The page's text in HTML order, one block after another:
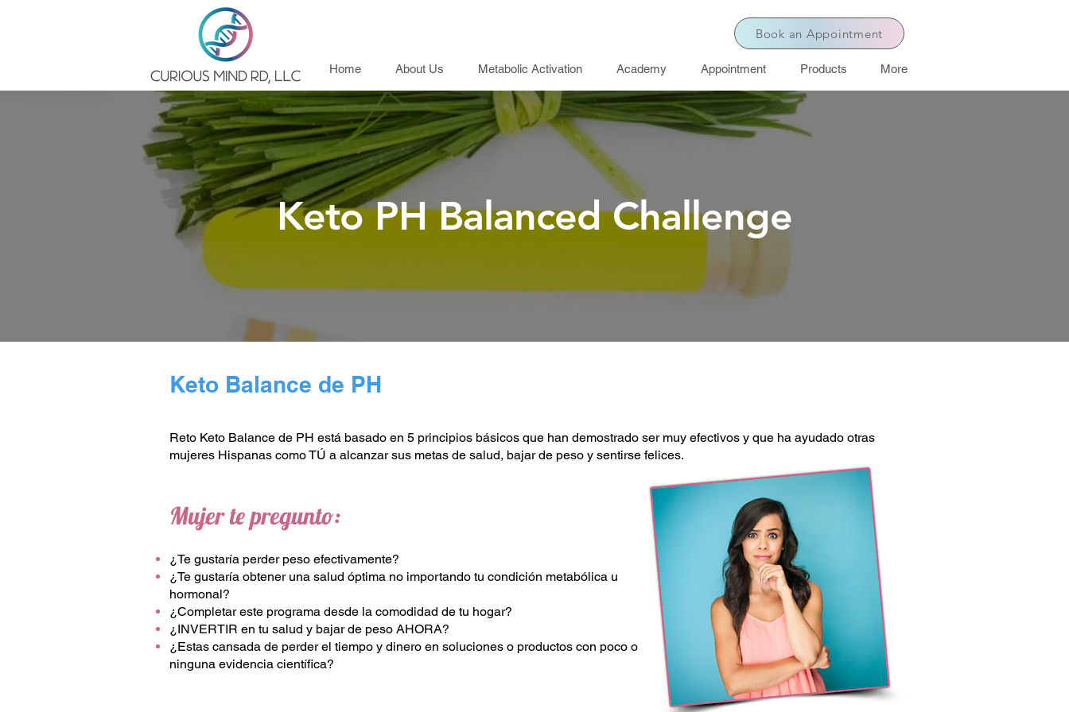
Book an Appointment
Home About Us Metabolic Activation Academy Appointment Products More
Keto PH Balanced Challenge
Keto Balance de PH
Reto Keto Balance de PH está basado en 5 principios básicos que han demostrado ser muy efectivos y que ha ayudado otras
mujeres Hispanas como TÚ a alcanzar sus metas de salud, bajar de peso y sentirse felices.
Mujer te pregunto:
¿Te gustaría perder peso efectivamente?
¿Te gustaría obtener una salud óptima no importando tu condición metabólica u
hormonal?
¿Completar este programa desde la comodidad de tu hogar?
¿INVERTIR en tu salud y bajar de peso AHORA?
¿Estas cansada de perder el tiempo y dinero en soluciones o productos con poco o
ninguna evidencia científica?